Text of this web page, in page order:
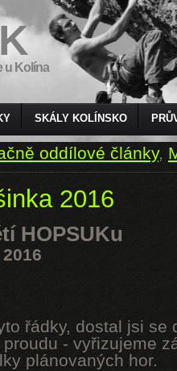
u Kolína
SKÁLY KOLÍNSKO
oddílové články,
2016
HOPSUKu
řádky, dostal jsi se
- vyřizujeme
plánovaných hor.